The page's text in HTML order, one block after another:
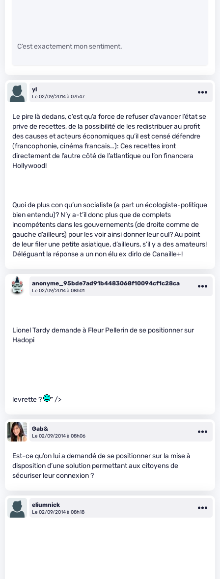
C’est exactement mon sentiment.
yl
Le 02/09/2014 à 07h47
Le pire là dedans, c’est qu’a force de refuser d’avancer l’état se
prive de recettes, de la possibilité de les redistribuer au profit
des causes et acteurs économiques qu’il est censé défendre
(francophonie, cinéma francais…): Ces recettes iront
directement de l’autre côté de l’atlantique ou l’on financera
Hollywood!
Quoi de plus con qu’un socialiste (a part un écologiste-politique
bien entendu)? N’y a-t’il donc plus que de complets
incompétents dans les gouvernements (de droite comme de
gauche d’ailleurs) pour les voir ainsi donner leur cul? Au point
de leur filer une petite asiatique, d’ailleurs, s’il y a des amateurs!
Déléguant la réponse a un non élu ex dirlo de Canaille+!
anonyme_95bde7ad91b4483068f10094cf1c28ca
Le 02/09/2014 à 08h01
Lionel Tardy demande à Fleur Pellerin de se positionner sur
Hadopi
levrette ? " />
Gab&
Le 02/09/2014 à 08h06
Est-ce qu’on lui a demandé de se positionner sur la mise à
disposition d’une solution permettant aux citoyens de
sécuriser leur connexion ?
eliumnick
Le 02/09/2014 à 08h18